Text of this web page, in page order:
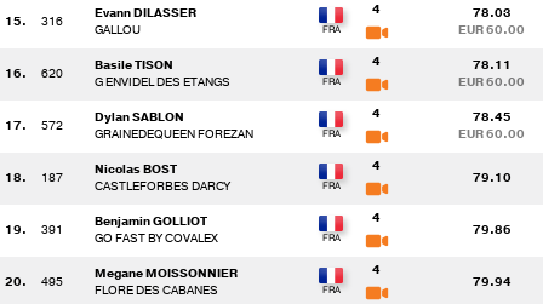
15. 316
Evann DILASSER
GALLOU
4 78.03
EUR 60.00
16. 620
Basile TISON
G ENVIDEL DES ETANGS
4 78.11
EUR 60.00
17. 572
Dylan SABLON
GRAINEDEQUEEN FOREZAN
4 78.45
EUR 60.00
18. 187
Nicolas BOST
CASTLEFORBES DARCY
4
79.10
19. 391
Benjamin GOLLIOT
GO FAST BY COVALEX
4
79.86
20. 495
Megane MOISSONNIER
FLORE DES CABANES
4
79.94